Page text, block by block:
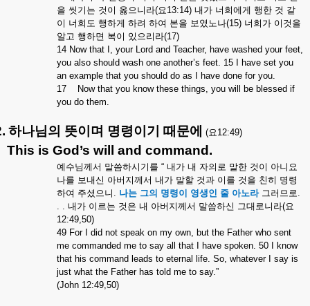
을 씻기는 것이 옳으니라(요13:14) 내가 너희에게 행한 것 같
이 너희도 행하게 하려 하여 본을 보였노나(15) 너희가 이것을
알고 행하면 복이 있으리라(17)
14 Now that I, your Lord and Teacher, have washed your feet,
you also should wash one another’s feet. 15 I have set you
an example that you should do as I have done for you.
17
Now that you know these things, you will be blessed if
you do them.
하나님의 뜻이며 명령이기 때문에 (요12:49)
This is God’s will and command.
예수님께서 말씀하시기를 “ 내가 내 자의로 말한 것이 아니요
나를 보내신 아버지께서 내가 말할 것과 이를 것을 친히 명령
하여 주셨으니 . 나는 그의 명령이 영생인 줄 아노라 그러므로.
. . 내가 이르는 것은 내 아버지께서 말씀하신 그대로니라(요
12:49,50)
49 For I did not speak on my own, but the Father who sent
me commanded me to say all that I have spoken. 50 I know
that his command leads to eternal life. So, whatever I say is
just what the Father has told me to say.”
(John 12:49,50)